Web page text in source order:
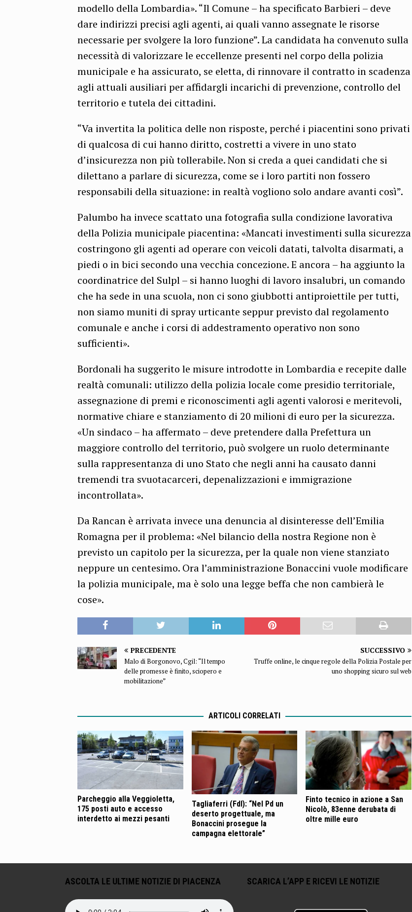
modello della Lombardia». “Il Comune – ha specificato Barbieri – deve
dare indirizzi precisi agli agenti, ai quali vanno assegnate le risorse
necessarie per svolgere la loro funzione”. La candidata ha convenuto sulla
necessità di valorizzare le eccellenze presenti nel corpo della polizia
municipale e ha assicurato, se eletta, di rinnovare il contratto in scadenza
agli attuali ausiliari per affidargli incarichi di prevenzione, controllo del
territorio e tutela dei cittadini.
“Va invertita la politica delle non risposte, perché i piacentini sono privati
di qualcosa di cui hanno diritto, costretti a vivere in uno stato
d’insicurezza non più tollerabile. Non si creda a quei candidati che si
dilettano a parlare di sicurezza, come se i loro partiti non fossero
responsabili della situazione: in realtà vogliono solo andare avanti così”.
Palumbo ha invece scattato una fotografia sulla condizione lavorativa
della Polizia municipale piacentina: «Mancati investimenti sulla sicurezza
costringono gli agenti ad operare con veicoli datati, talvolta disarmati, a
piedi o in bici secondo una vecchia concezione. E ancora – ha aggiunto la
coordinatrice del Sulpl – si hanno luoghi di lavoro insalubri, un comando
che ha sede in una scuola, non ci sono giubbotti antiproiettile per tutti,
non siamo muniti di spray urticante seppur previsto dal regolamento
comunale e anche i corsi di addestramento operativo non sono
sufficienti».
Bordonali ha suggerito le misure introdotte in Lombardia e recepite dalle
realtà comunali: utilizzo della polizia locale come presidio territoriale,
assegnazione di premi e riconoscimenti agli agenti valorosi e meritevoli,
normative chiare e stanziamento di 20 milioni di euro per la sicurezza.
«Un sindaco – ha affermato – deve pretendere dalla Prefettura un
maggiore controllo del territorio, può svolgere un ruolo determinante
sulla rappresentanza di uno Stato che negli anni ha causato danni
tremendi tra svuotacarceri, depenalizzazioni e immigrazione
incontrollata».
Da Rancan è arrivata invece una denuncia al disinteresse dell’Emilia
Romagna per il problema: «Nel bilancio della nostra Regione non è
previsto un capitolo per la sicurezza, per la quale non viene stanziato
neppure un centesimo. Ora l’amministrazione Bonaccini vuole modificare
la polizia municipale, ma è solo una legge beffa che non cambierà le
cose».
PRECEDENTE
Malo di Borgonovo, Cgil: “Il tempo
delle promesse è finito, sciopero e
mobilitazione”
SUCCESSIVO
Truffe online, le cinque regole della Polizia Postale per
uno shopping sicuro sul web
ARTICOLI CORRELATI
Parcheggio alla Veggioletta,
175 posti auto e accesso
interdetto ai mezzi pesanti
Tagliaferri (FdI): “Nel Pd un
deserto progettuale, ma
Bonaccini prosegue la
campagna elettorale”
Finto tecnico in azione a San
Nicolò, 83enne derubata di
oltre mille euro
ASCOLTA LE ULTIME NOTIZIE DI PIACENZA SCARICA L’APP E RICEVI LE NOTIZIE